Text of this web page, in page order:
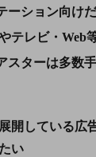
ーション向け
テレビ・Web
スターは多数
開している広
い